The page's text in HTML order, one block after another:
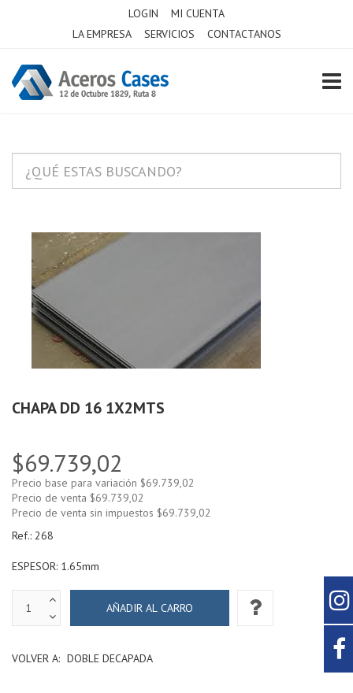
LOGIN
MI CUENTA
LA EMPRESA
SERVICIOS CONTACTANOS
CHAPA DD 16 1X2MTS
$69.739,02
Precio base para variación $69.739,02
Precio de venta $69.739,02
Precio de venta sin impuestos $69.739,02
Ref.: 268
ESPESOR: 1.65mm
VOLVER A: DOBLE DECAPADA